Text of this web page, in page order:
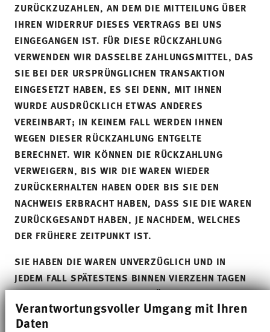
Verantwortungsvoller Umgang mit Ihren
Daten
ZURÜCKZUZAHLEN, AN DEM DIE MITTEILUNG ÜBER
IHREN WIDERRUF DIESES VERTRAGS BEI UNS
EINGEGANGEN IST. FÜR DIESE RÜCKZAHLUNG
VERWENDEN WIR DASSELBE ZAHLUNGSMITTEL, DAS
SIE BEI DER URSPRÜNGLICHEN TRANSAKTION
EINGESETZT HABEN, ES SEI DENN, MIT IHNEN
WURDE AUSDRÜCKLICH ETWAS ANDERES
VEREINBART; IN KEINEM FALL WERDEN IHNEN
WEGEN DIESER RÜCKZAHLUNG ENTGELTE
BERECHNET. WIR KÖNNEN DIE RÜCKZAHLUNG
VERWEIGERN, BIS WIR DIE WAREN WIEDER
ZURÜCKERHALTEN HABEN ODER BIS SIE DEN
NACHWEIS ERBRACHT HABEN, DASS SIE DIE WAREN
ZURÜCKGESANDT HABEN, JE NACHDEM, WELCHES
DER FRÜHERE ZEITPUNKT IST.
SIE HABEN DIE WAREN UNVERZÜGLICH UND IN
JEDEM FALL SPÄTESTENS BINNEN VIERZEHN TAGEN
AB DEM TAG, AN DEM SIE UNS ÜBER DEN WIDERRUF
DIESES VERTRAGS UNTERRICHTEN, AN UNS
ZURÜCKZUSENDEN ODER ZU ÜBERGEBEN. DIE FRIST